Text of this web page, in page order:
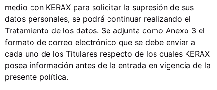
medio con KERAX para solicitar la supresión de sus
datos personales, se podrá continuar realizando el
Tratamiento de los datos. Se adjunta como Anexo 3 el
formato de correo electrónico que se debe enviar a
cada uno de los Titulares respecto de los cuales KERAX
posea información antes de la entrada en vigencia de la
presente política.